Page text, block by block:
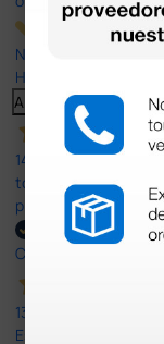
Nuestras reseñas de
Haga clic aquí para
Anterior Siguiente
14 Jul 2026
todo correcto. podria
plazo de entrega se
Comprador verificado
13 Jul 2026
Es fácil hacer el